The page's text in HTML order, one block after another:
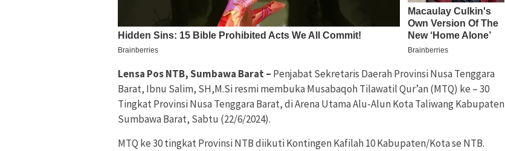
Lensa Pos NTB, Sumbawa Barat – Penjabat Sekretaris Daerah Provinsi Nusa Tenggara
Barat, Ibnu Salim, SH,M.Si resmi membuka Musabaqoh Tilawatil Qur’an (MTQ) ke – 30
Tingkat Provinsi Nusa Tenggara Barat, di Arena Utama Alu-Alun Kota Taliwang Kabupaten
Sumbawa Barat, Sabtu (22/6/2024).
MTQ ke 30 tingkat Provinsi NTB diikuti Kontingen Kafilah 10 Kabupaten/Kota se NTB.